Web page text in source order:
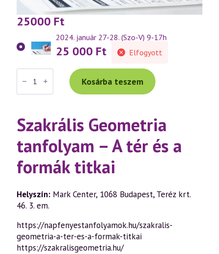
25000 Ft
2024. január 27-28. (Szo-V) 9-17h
25 000 Ft
Elfogyott
Szakrális
Geometria
tanfolyam
–
és
a
formák
titkai
(2)
Kosárba teszem
Szakrális Geometria
tanfolyam – A tér és a
formák titkai
Helyszín: Mark Center, 1068 Budapest, Teréz krt.
46. 3. em.
https://napfenyestanfolyamok.hu/szakralis-
geometria-a-ter-es-a-formak-titkai
https://szakralisgeometria.hu/